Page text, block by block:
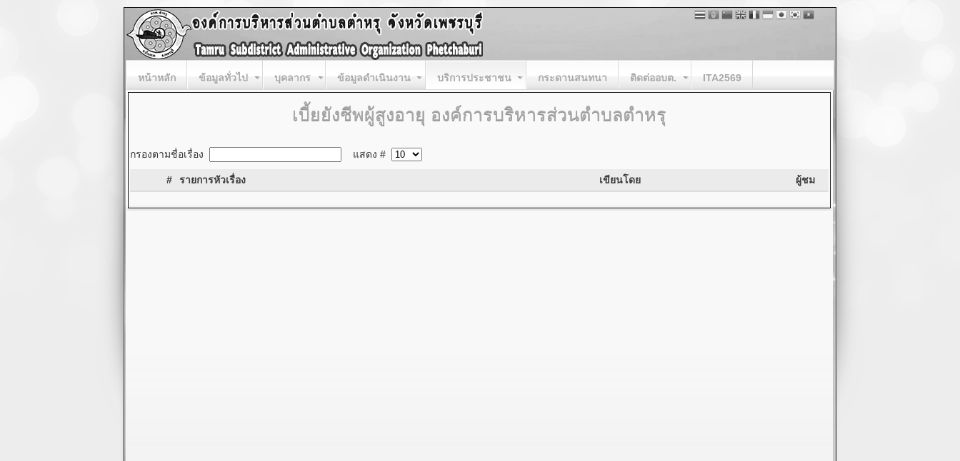
หน้าหลัก ข้อมูลทั่วไป บุคลากร ข้อมูลดำเนินงาน บริการประชาชน กระดานสนทนา ติดต่ออบต. ITA2569
เบี้ยยังชีพผู้สูงอายุ องค์การบริหารส่วนตำบลตำหรุ
กรองตามชื่อเรื่อง แสดง #
# รายการหัวเรื่อง เขียนโดย ผู้ชม